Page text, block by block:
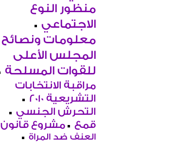
منظور النوع
الاجتماعي
معلومات ونصائح
المجلس الأعلى
للقوات المسلحة
مراقبة الانتخابات
التشريعية 2010
التحرش الجنسي
قمع
مشروع قانون
العنف ضد المراة